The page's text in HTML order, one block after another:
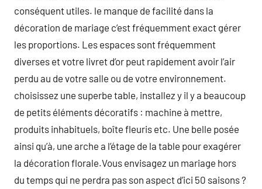
conséquent utiles. le manque de facilité dans la
décoration de mariage c’est fréquemment exact gérer
les proportions. Les espaces sont fréquemment
diverses et votre livret d’or peut rapidement avoir l’air
perdu au de votre salle ou de votre environnement.
choisissez une superbe table, installez y il y a beaucoup
de petits éléments décoratifs : machine à mettre,
produits inhabituels, boîte fleuris etc. Une belle posée
ainsi qu’à, une arche a l’étage de la table pour exagérer
la décoration florale.Vous envisagez un mariage hors
du temps qui ne perdra pas son aspect d’ici 50 saisons ?